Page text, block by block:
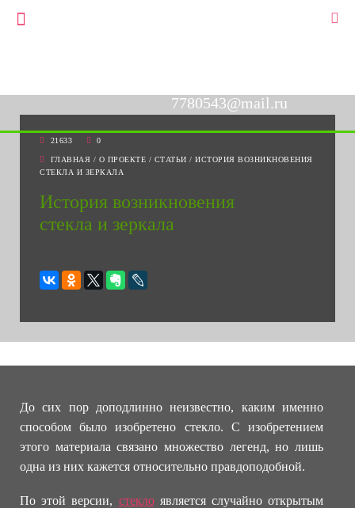
7780543@mail.ru
21633 0
ГЛАВНАЯ / О ПРОЕКТЕ / СТАТЬИ / ИСТОРИЯ ВОЗНИКНОВЕНИЯ
СТЕКЛА И ЗЕРКАЛА
История возникновения
стекла и зеркала
До сих пор доподлинно неизвестно, каким именно
способом было изобретено стекло. С изобретением
этого материала связано множество легенд, но лишь
одна из них кажется относительно правдоподобной.
По этой версии, стеклоявляется случайно открытым